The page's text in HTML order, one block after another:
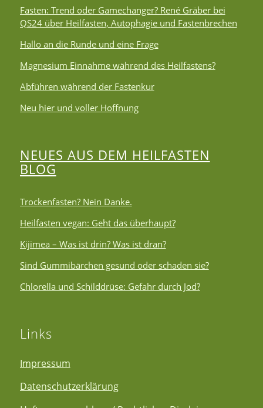
Fasten: Trend oder Gamechanger? René Gräber bei
QS24 über Heilfasten, Autophagie und Fastenbrechen
Hallo an die Runde und eine Frage
Magnesium Einnahme während des Heilfastens?
Abführen während der Fastenkur
Neu hier und voller Hoffnung
NEUES AUS DEM HEILFASTEN
BLOG
Trockenfasten? Nein Danke.
Heilfasten vegan: Geht das überhaupt?
Kijimea – Was ist drin? Was ist dran?
Sind Gummibärchen gesund oder schaden sie?
Chlorella und Schilddrüse: Gefahr durch Jod?
Links
Impressum
Datenschutzerklärung